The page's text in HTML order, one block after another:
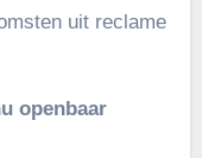
uit reclame
openbaar